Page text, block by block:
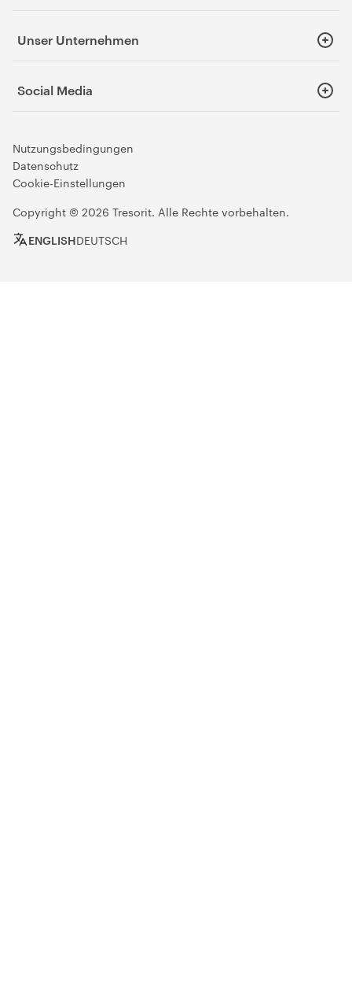
FileSharing
Ressourcen-Hub
Service Status
Unser Unternehmen
Newsroom
Kontakt
Social Media
Facebook
Instagram
Reddit
YouTube
ENGLISHDEUTSCH
Copyright © 2026 Tresorit. Alle Rechte vorbehalten.
Nutzungsbedingungen
Datenschutz
Cookie-Einstellungen